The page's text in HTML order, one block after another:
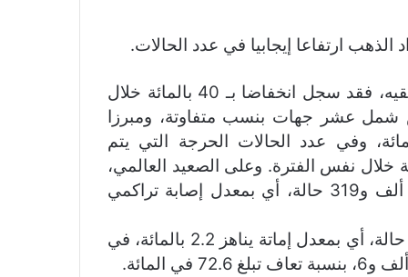
ارتفاعا إيجابيا في عدد الحالات.
أما في ما يتعلق بمنحنى الوفيات، يضيف السيد بلفقيه، فقد سجل انخفاضا بـ 40 بالمائة خلال
شمل عشر جهات بنسب متفاوتة، ومبرزا
في عدد الحالات النشطة بـ22 بالمائة، وفي عدد الحالات الحرجة التي يتم
أقسام العناية المركزة بـ20.4 بالمائة خلال نفس الفترة. وعلى الصعيد العالمي،
ارتفع عدد الحالات الإيجابية إلى 103 مليون و670 ألف و319 حالة، أي بمعدل إصابة تراكمي
أما عدد الوفيات فوصل إلى مليونين و241 ألف و15 حالة، أي بمعدل إماتة يناهز 2.2 بالمائة، في